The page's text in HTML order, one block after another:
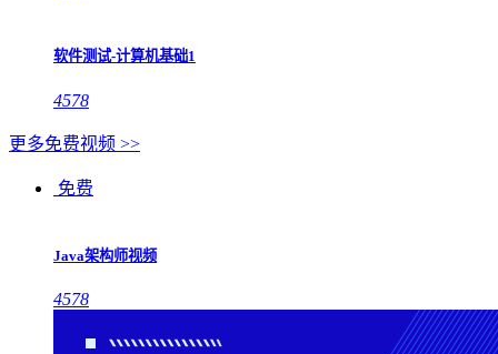
软件测试-计算机基础1
4578
更多免费视频 >>
免费
Java架构师视频
4578